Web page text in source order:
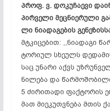
პროფ. ვ. დო­კუ­ჩა­ე­ვი
პირ­ვე­ლი მეც­ნი­ერ­უ­ლი
ლი ნი­ად­აგ­ებ­ის
მტკი­ცე­ბით: ,,ნი­ად­ა­გი
ტო­­რი­ულ სხე­ულს
საც უნ­ა­რი აქვს
ნი­ლე­ბა და
5 ძი­რი­თა­დი ფაქ­ტო­რის
მათ მი­ეკ­უთ­ვნე­ბა მთის